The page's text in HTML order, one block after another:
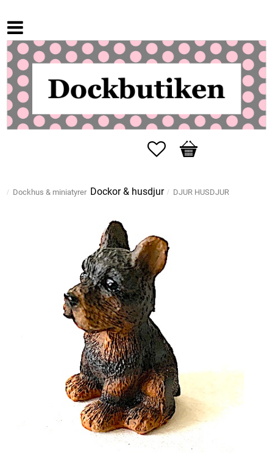
Favoriter
Kundvagn
Dockhus & miniatyrer Dockor & husdjur DJUR HUSDJUR